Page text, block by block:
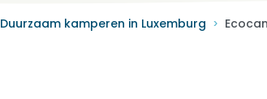
Duurzaam kamperen in Luxemburg >